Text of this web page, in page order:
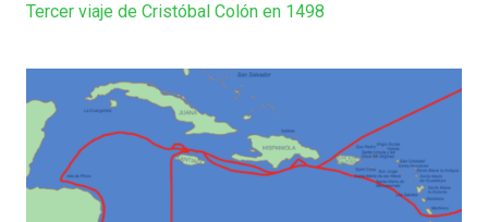
Tercer viaje de Cristóbal Colón en 1498